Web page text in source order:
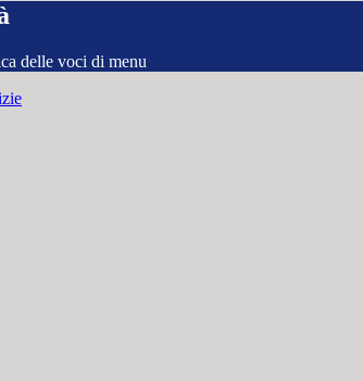
delle voci di menu